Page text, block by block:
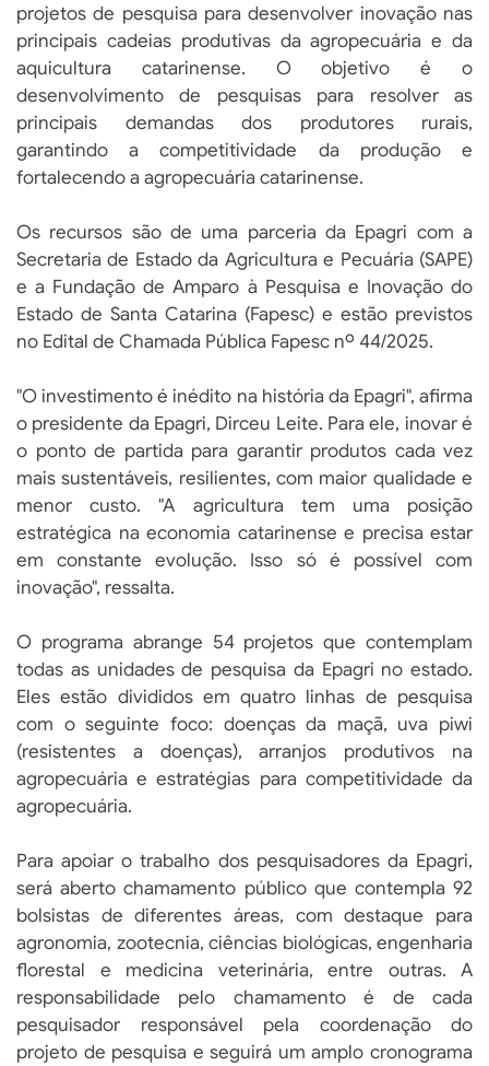
projetos de pesquisa para desenvolver inovação nas
principais cadeias produtivas da agropecuária e da
aquicultura catarinense. O objetivo é o
desenvolvimento de pesquisas para resolver as
principais demandas dos produtores rurais,
garantindo a competitividade da produção e
fortalecendo a agropecuária catarinense.
Os recursos são de uma parceria da Epagri com a
Secretaria de Estado da Agricultura e Pecuária (SAPE)
e a Fundação de Amparo à Pesquisa e Inovação do
Estado de Santa Catarina (Fapesc) e estão previstos
no Edital de Chamada Pública Fapesc nº 44/2025.
"O investimento é inédito na história da Epagri", afirma
o presidente da Epagri, Dirceu Leite. Para ele, inovar é
o ponto de partida para garantir produtos cada vez
mais sustentáveis, resilientes, com maior qualidade e
menor custo. "A agricultura tem uma posição
estratégica na economia catarinense e precisa estar
em constante evolução. Isso só é possível com
inovação", ressalta.
O programa abrange 54 projetos que contemplam
todas as unidades de pesquisa da Epagri no estado.
Eles estão divididos em quatro linhas de pesquisa
com o seguinte foco: doenças da maçã, uva piwi
(resistentes a doenças), arranjos produtivos na
agropecuária e estratégias para competitividade da
agropecuária.
Para apoiar o trabalho dos pesquisadores da Epagri,
será aberto chamamento público que contempla 92
bolsistas de diferentes áreas, com destaque para
agronomia, zootecnia, ciências biológicas, engenharia
florestal e medicina veterinária, entre outras. A
responsabilidade pelo chamamento é de cada
pesquisador responsável pela coordenação do
projeto de pesquisa e seguirá um amplo cronograma